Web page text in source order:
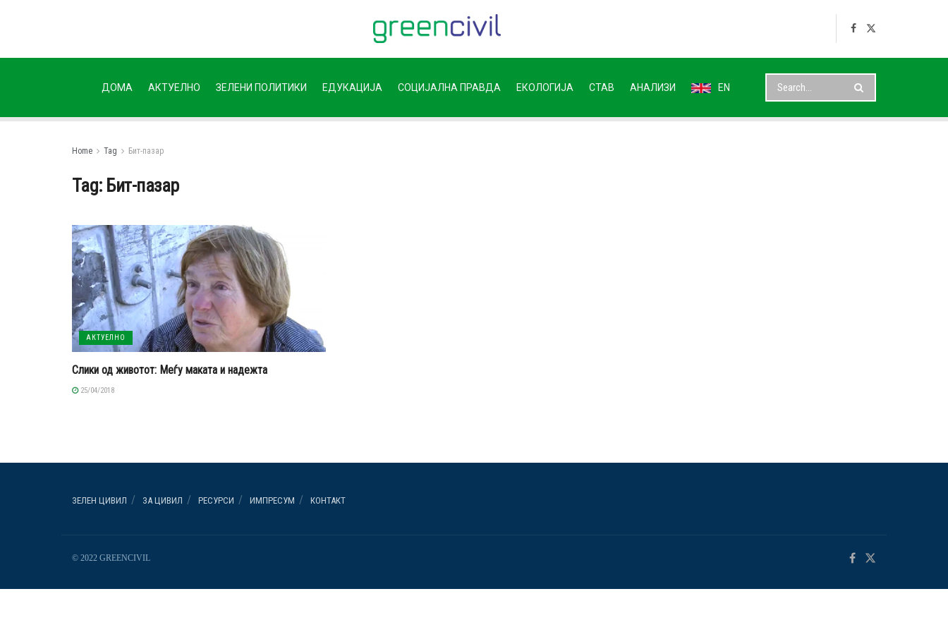
ДОМА АКТУЕЛНО ЗЕЛЕНИ ПОЛИТИКИ ЕДУКАЦИЈА СОЦИЈАЛНА ПРАВДА ЕКОЛОГИЈА СТАВ АНАЛИЗИ EN
Home Tag Бит-пазар
Tag: Бит-пазар
АКТУЕЛНО
Слики од животот: Меѓу маката и надежта
25/04/2018
ЗЕЛЕН ЦИВИЛ ЗА ЦИВИЛ РЕСУРСИ ИМПРЕСУМ КОНТАКТ
© 2022 GREENCIVIL